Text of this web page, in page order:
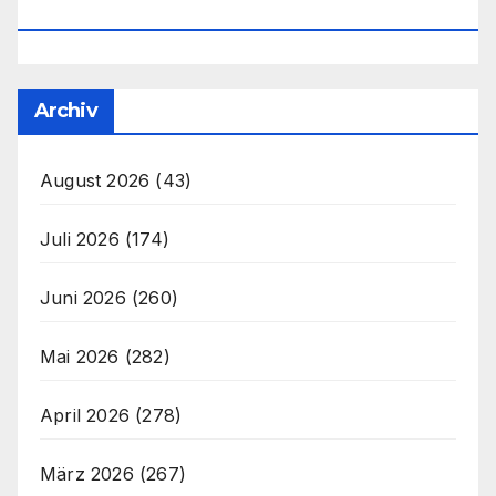
Archiv
August 2026 (43)
Juli 2026 (174)
Juni 2026 (260)
Mai 2026 (282)
April 2026 (278)
März 2026 (267)